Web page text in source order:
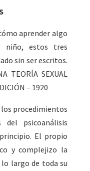
aprender algo
niño, estos tres
sin ser escritos.
TEORÍA SEXUAL
– 1920
procedimientos
psicoanálisis
El propio
y complejizo la
largo de toda su